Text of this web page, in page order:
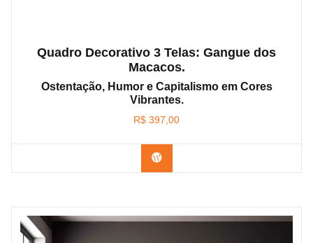
Quadro Decorativo 3 Telas: Gangue dos
Macacos.
Ostentação, Humor e Capitalismo em Cores
Vibrantes.
R$ 397,00
Confira os modelos